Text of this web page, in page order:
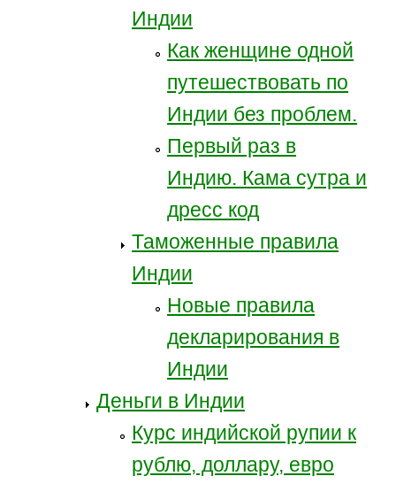
Индии
Как женщине одной
путешествовать по
Индии без проблем.
Первый раз в
Индию. Кама сутра и
дресс код
Таможенные правила
Индии
Новые правила
декларирования в
Индии
Деньги в Индии
Курс индийской рупии к
рублю, доллару, евро